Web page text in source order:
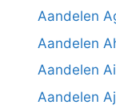
Aandelen
Aandelen
Aandelen
Aandelen